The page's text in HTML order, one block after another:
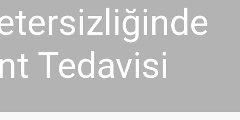
Tedavisi